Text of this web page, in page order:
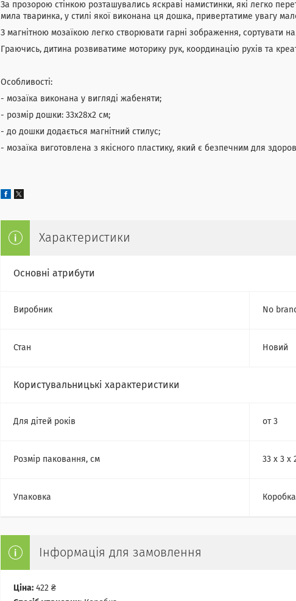
За прозорою стінкою розташувались яскраві намистинки, які легко
мила тваринка, у стилі якої виконана ця дошка, привертатиме увагу
З магнітною мозаїкою легко створювати гарні зображення, сортувати
Граючись, дитина розвиватиме моторику рук, координацію рухів та
Особливості:
- мозаїка виконана у вигляді жабеняти;
- розмір дошки: 33х28х2 см;
- до дошки додається магнітний стилус;
- мозаїка виготовлена з якісного пластику, який є безпечним для
Характеристики
Основні атрибути
Виробник No
Стан Новий
Користувальницькі характеристики
Для дітей років от 3
Розмір паковання, см 33 x 3 x
Упаковка Коробка
Інформація для замовлення
Ціна: 422 ₴